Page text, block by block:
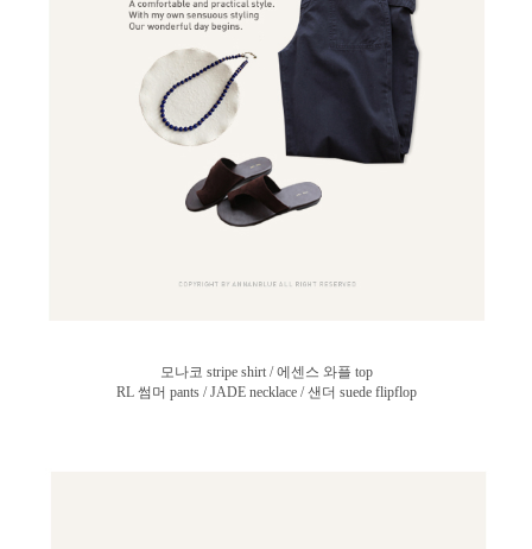
모나코 stripe shirt / 에센스 와플 top
RL 썸머 pants / JADE necklace / 샌더 suede flipflop